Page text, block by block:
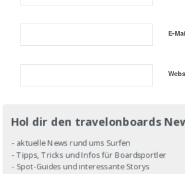
E-
Hol dir den travelonboards
- aktuelle News rund ums Surfen
- Tipps, Tricks und Infos für Boardsportler
- Spot-Guides und interessante Storys